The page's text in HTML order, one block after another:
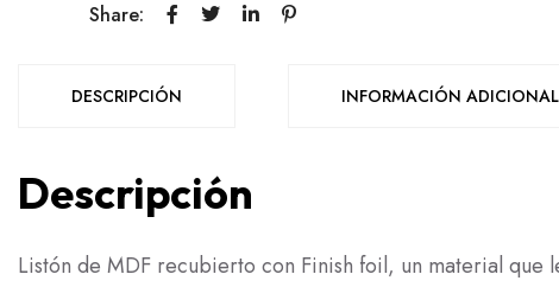
Share:
DESCRIPCIÓN INFORMACIÓN ADICIONAL
Descripción
Listón de MDF recubierto con Finish foil, un material